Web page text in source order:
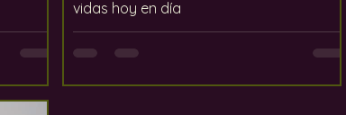
vidas hoy en día